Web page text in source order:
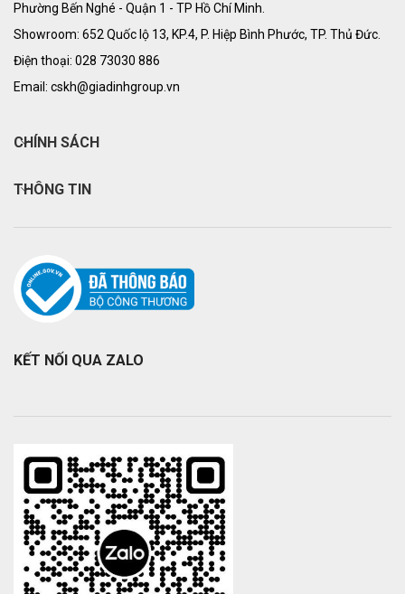
Phường Bến Nghé - Quận 1 - TP Hồ Chí Minh.
Showroom: 652 Quốc lộ 13, KP.4, P. Hiệp Bình Phước, TP. Thủ Đức.
Điện thoại: 028 73030 886
Email: cskh@giadinhgroup.vn
CHÍNH SÁCH
THÔNG TIN
KẾT NỐI QUA ZALO